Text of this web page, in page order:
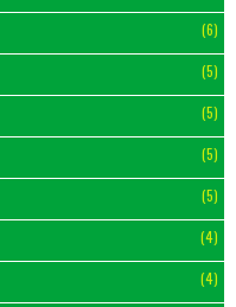
(6)
(5)
(5)
(5)
(5)
(4)
(4)